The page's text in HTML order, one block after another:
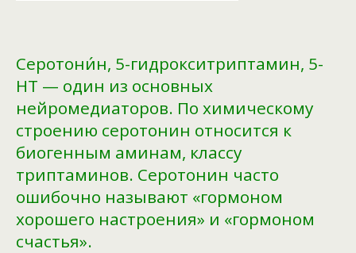
Серотони́н, 5-гидрокситриптамин, 5-
НТ — один из основных
нейромедиаторов. По химическому
строению серотонин относится к
биогенным аминам, классу
триптаминов. Серотонин часто
ошибочно называют «гормоном
хорошего настроения» и «гормоном
счастья».